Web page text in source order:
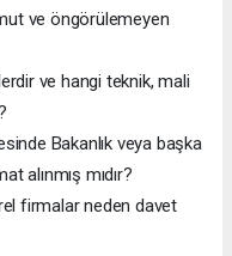
ve öngörülemeyen
ve hangi teknik, mali
Bakanlık veya başka
alınmış mıdır?
firmalar neden davet